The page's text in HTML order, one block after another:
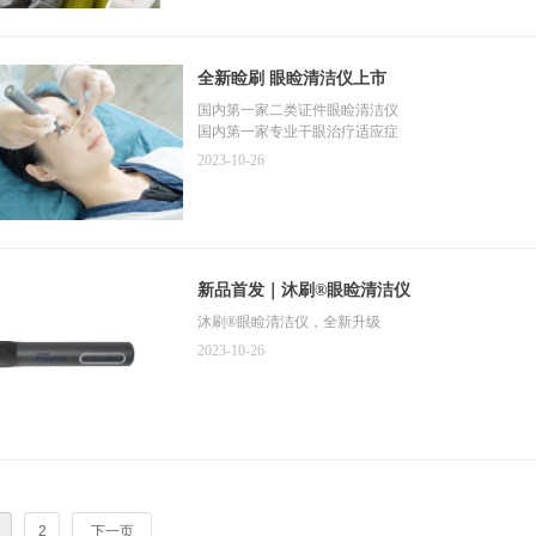
全新睑刷 眼睑清洁仪上市
国内第一家二类证件眼睑清洁仪
国内第一家专业干眼治疗适应症
2023-10-26
​新品首发｜沐刷®眼睑清洁仪
沐刷®眼睑清洁仪，全新升级
2023-10-26
2 下一页